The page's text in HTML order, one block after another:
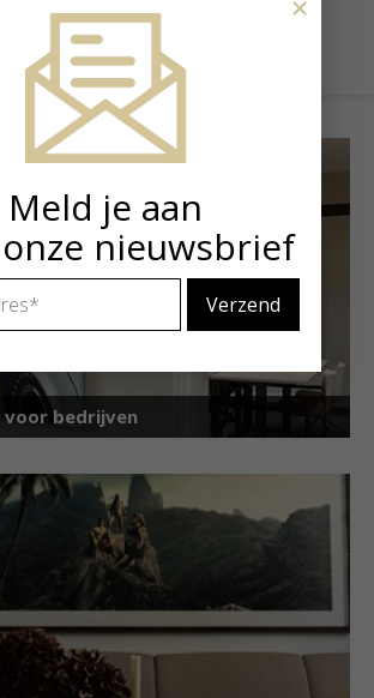
voor bedrijven
Meld je aan
nieuwsbrief
*